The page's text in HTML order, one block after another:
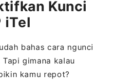
Kunci
iTel
bahas cara ngunci
gimana kalau
kamu repot?